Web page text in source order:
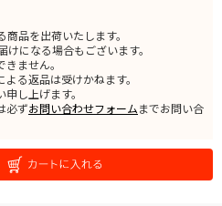
品を出荷いたします。
になる場合もございます。
ません。
る返品は受けかねます。
し上げます。
必ずお問い合わせフォームまでお問い合